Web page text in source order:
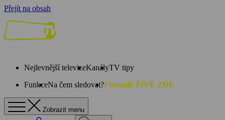
Přejít na obsah
Nejlevnější televizeKanályTV tipy
FunkceNa čem sledovat?Formule ŽIVĚ ZDE
Zobrazit menu